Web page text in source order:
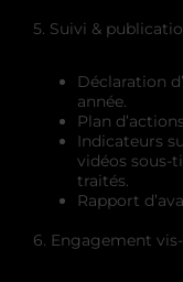
5. Suivi &
Déclaration
année.
Plan
Indicateurs
vidéos sous-
traités.
Rapport
6. Engagement